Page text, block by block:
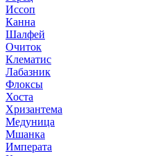
Иссоп
Канна
Шалфей
Очиток
Клематис
Лабазник
Флоксы
Хоста
Хризантема
Медуница
Мшанка
Императа